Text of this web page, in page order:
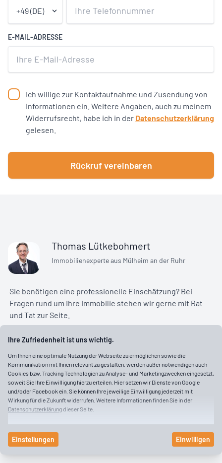
E-MAIL-ADRESSE
Ich willige zur Kontaktaufnahme und Zusendung von
Informationen ein. Weitere Angaben, auch zu meinem
Widerrufsrecht, habe ich in der Datenschutzerklärung
gelesen.
Rückruf vereinbaren
Thomas Lütkebohmert
Immobilienexperte aus Mülheim an der Ruhr
Sie benötigen eine professionelle Einschätzung? Bei
Fragen rund um Ihre Immobilie stehen wir gerne mit Rat
und Tat zur Seite.
thomas.luetkebohmert@falcimmo.de
0208 62803888
Leineweberstraße 50
45468 Mülheim an der Ruhr
Ihre Zufriedenheit ist uns wichtig.
Um Ihnen eine optimale Nutzung der Webseite zu ermöglichen sowie die
Kommunikation mit Ihnen relevant zu gestalten, werden außer notwendigen auch
Cookies bzw. Tracking Technologien zu Analyse- und Marketingzwecken eingesetzt,
soweit Sie Ihre Einwilligung hierzu erteilen. Hier setzen wir Dienste von Google
und/oder Facebook ein. Sie können Ihre jeweilige Einwilligung jederzeit mit
Wirkung für die Zukunft widerrufen. Weitere Informationen finden Sie in der
Datenschutzerklärung dieser Seite.
Einstellungen Einwilligen